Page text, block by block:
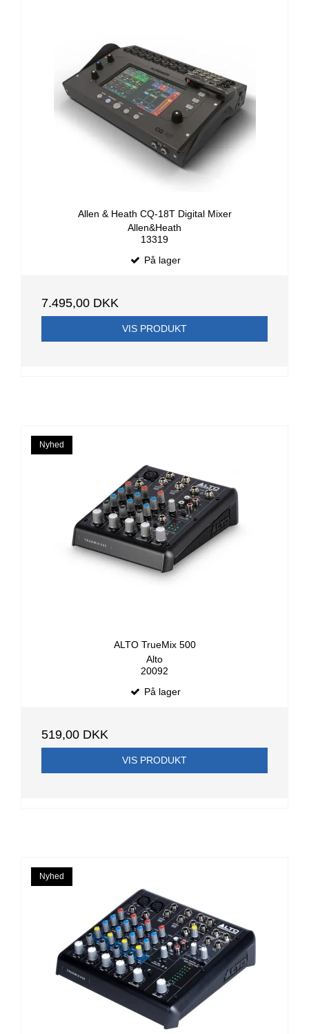
Allen & Heath CQ-18T Digital Mixer
Allen&Heath
13319
På lager
7.495,00 DKK
VIS PRODUKT
Nyhed
ALTO TrueMix 500
Alto
20092
På lager
519,00 DKK
VIS PRODUKT
Nyhed